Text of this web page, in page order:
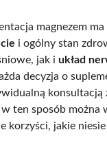
magnezem
i ogólny stan
jak i układ
decyzja o
konsultacją
ten sposób można
korzyści, jakie niesie